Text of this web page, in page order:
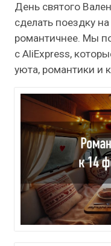
День святого
сделать поездку
романтичнее. Мы
с AliExpress,
уюта, романтики и